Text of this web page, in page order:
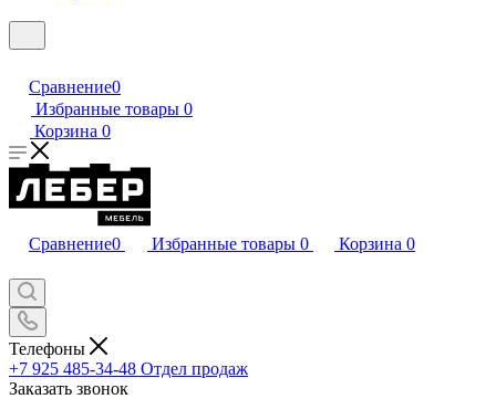
Сравнение0
Избранные товары 0
Корзина 0
Сравнение0 Избранные товары 0 Корзина 0
Телефоны
+7 925 485-34-48 Отдел продаж
Заказать звонок